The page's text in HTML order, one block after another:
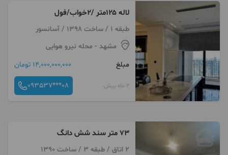
لاله ۱۲۵متر /۲خواب/فول
طبقه 1 / ساخت 1398 / آسانسور
مشهد - محله نیرو هوایی
مبلغ
14,000,000,000 تومان
2 ماه پیش 093537***08
۷۳ متر سند شش دانگ
2 اتاق / طبقه 3 / ساخت 1390